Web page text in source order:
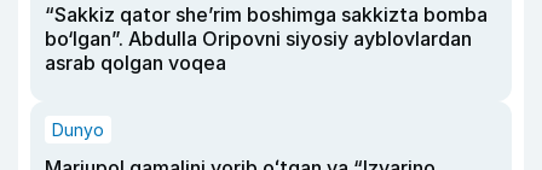
“Sakkiz qator she’rim boshimga sakkizta bomba
bo‘lgan”. Abdulla Oripovni siyosiy ayblovlardan
asrab qolgan voqea
Dunyo